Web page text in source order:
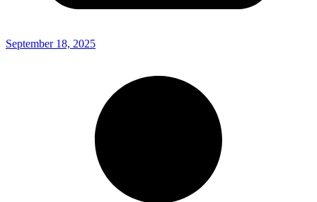
September 18, 2025